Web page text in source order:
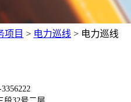
项目 > 电力巡线 > 电力巡线